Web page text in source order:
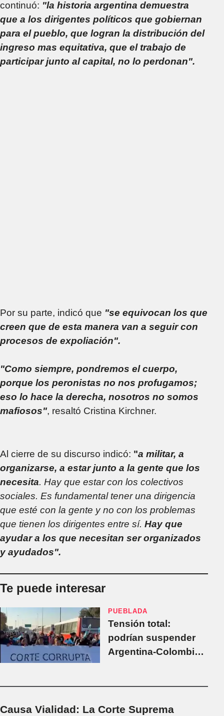
continuó: "la historia argentina demuestra
que a los dirigentes políticos que gobiernan
para el pueblo, que logran la distribución del
ingreso mas equitativa, que el trabajo de
participar junto al capital, no lo perdonan".
Por su parte, indicó que "se equivocan los que
creen que de esta manera van a seguir con
procesos de expoliación".
"Como siempre, pondremos el cuerpo,
porque los peronistas no nos profugamos;
eso lo hace la derecha, nosotros no somos
mafiosos", resaltó Cristina Kirchner.
Al cierre de su discurso indicó: "a militar, a
organizarse, a estar junto a la gente que los
necesita. Hay que estar con los colectivos
sociales. Es fundamental tener una dirigencia
que esté con la gente y no con los problemas
que tienen los dirigentes entre sí. Hay que
ayudar a los que necesitan ser organizados
y ayudados".
Te puede interesar
PUEBLADA
Tensión total:
podrían suspender
Argentina-Colombia
Causa Vialidad: La Corte Suprema